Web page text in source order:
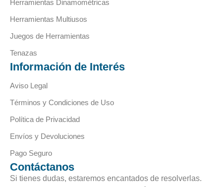
Herramientas Dinamométricas
Herramientas Multiusos
Juegos de Herramientas
Tenazas
Información de Interés
Aviso Legal
Términos y Condiciones de Uso
Política de Privacidad
Envíos y Devoluciones
Pago Seguro
Contáctanos
Si tienes dudas, estaremos encantados de resolverlas.